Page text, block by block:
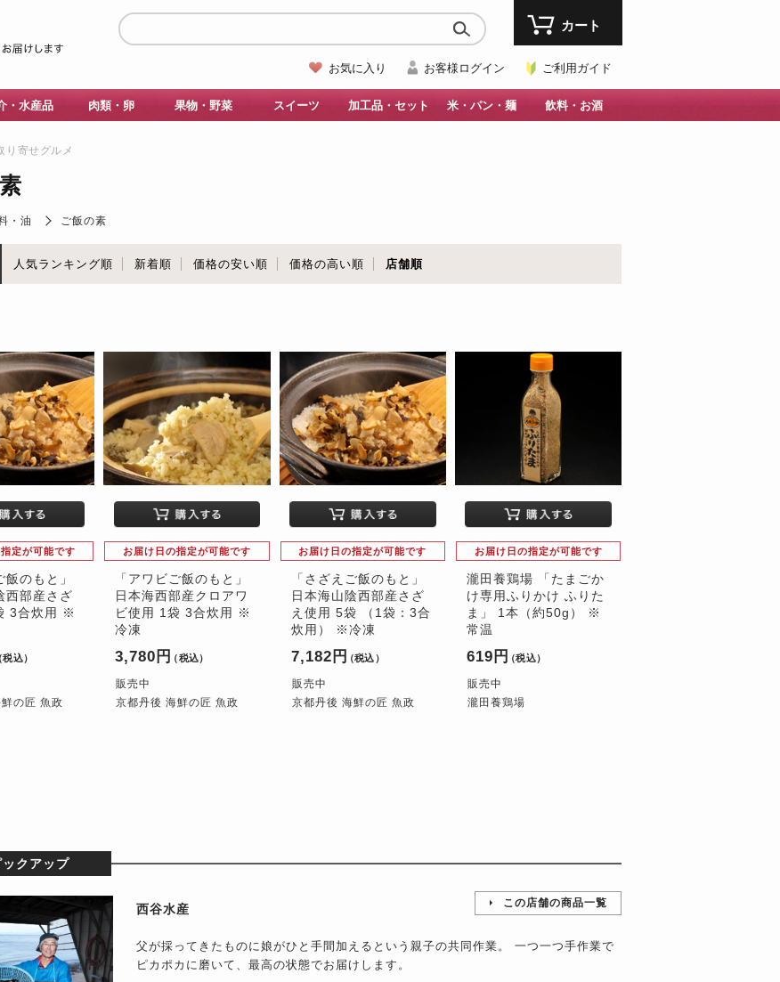
お気に入り お客様ログイン ご利用ガイド
カート
・水産品 肉類・卵 果物・野菜 スイーツ 加工品・セット 米・パン・麺 飲料・お酒
り寄せグルメ
・油 ご飯の素
人気ランキング順 新着順 価格の安い順 価格の高い順 店舗順
定が可能です
飯のもと」
西部産さざ
3合炊用 ※
税込）
の匠 魚政
お届け日の指定が可能です
「アワビご飯のもと」
日本海西部産クロアワ
ビ使用 1袋 3合炊用 ※
冷凍
3,780円 （税込）
販売中
京都丹後 海鮮の匠 魚政
お届け日の指定が可能です
「さざえご飯のもと」
日本海山陰西部産さざ
え使用 5袋 （1袋：3合
炊用） ※冷凍
7,182円（税込）
販売中
京都丹後 海鮮の匠 魚政
お届け日の指定が可能です
瀧田養鶏場 「たまごか
け専用ふりかけ ふりた
ま」 1本（約50g） ※
常温
619円 （税込）
販売中
瀧田養鶏場
クアップ
西谷水産 この店舗の商品一覧
父が採ってきたものに娘がひと手間加えるという親子の共同作業。 一つ一つ手作業で
ピカポカに磨いて、最高の状態でお届けします。